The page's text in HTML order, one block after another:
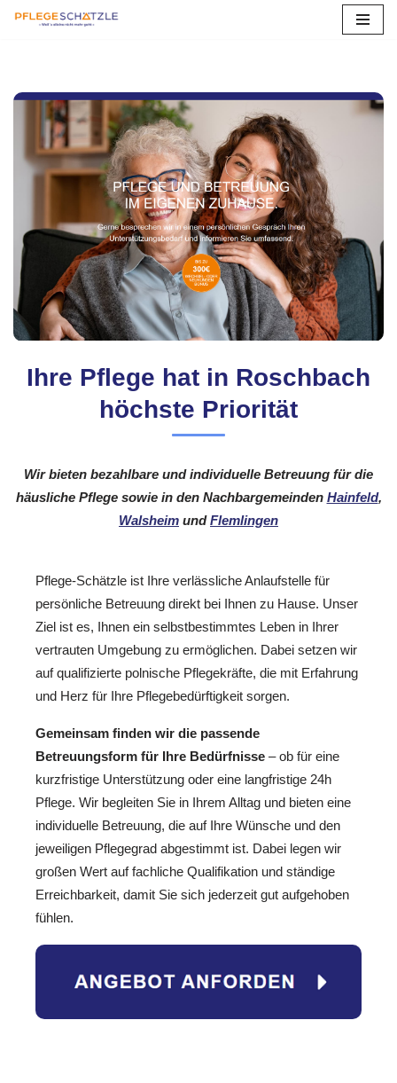
springen
Ihre Pflege hat in Roschbach
höchste Priorität
Wir bieten bezahlbare und individuelle Betreuung für die
häusliche Pflege sowie in den Nachbargemeinden Hainfeld,
Walsheim undFlemlingen
Pflege-Schätzle ist Ihre verlässliche Anlaufstelle für
persönliche Betreuung direkt bei Ihnen zu Hause. Unser
Ziel ist es, Ihnen ein selbstbestimmtes Leben in Ihrer
vertrauten Umgebung zu ermöglichen. Dabei setzen wir
auf qualifizierte polnische Pflegekräfte, die mit Erfahrung
und Herz für Ihre Pflegebedürftigkeit sorgen.
Gemeinsam finden wir die passende
Betreuungsform für Ihre Bedürfnisse – ob für eine
kurzfristige Unterstützung oder eine langfristige 24h
Pflege. Wir begleiten Sie in Ihrem Alltag und bieten eine
individuelle Betreuung, die auf Ihre Wünsche und den
jeweiligen Pflegegrad abgestimmt ist. Dabei legen wir
großen Wert auf fachliche Qualifikation und ständige
Erreichbarkeit, damit Sie sich jederzeit gut aufgehoben
fühlen.